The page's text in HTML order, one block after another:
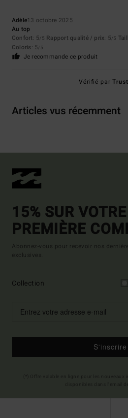
Adèle13 octobre 2025
Au top
Confort: 5/5 Rapport qualité / prix: 5/5
Coloris: 5/5
Je recommande ce produit
Vérifié par
Articles vus récemment
15% SUR VOTRE
PREMIÈRE
Abonnez-vous pour recevoir nos
exclusives.
Collection
S'inscrire